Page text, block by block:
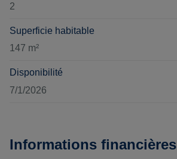
2
Superficie habitable
147 m²
Disponibilité
7/1/2026
Informations financières